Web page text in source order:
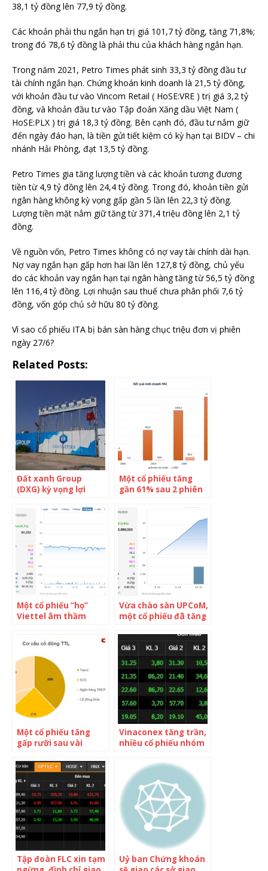
38,1 tỷ đồng lên 77,9 tỷ đồng.
Các khoản phải thu ngắn hạn trị giá 101,7 tỷ đồng, tăng 71,8%;
trong đó 78,6 tỷ đồng là phải thu của khách hàng ngắn hạn.
Trong năm 2021, Petro Times phát sinh 33,3 tỷ đồng đầu tư
tài chính ngắn hạn. Chứng khoán kinh doanh là 21,5 tỷ đồng,
với khoản đầu tư vào Vincom Retail ( HoSE:VRE ) trị giá 3,2 tỷ
đồng, và khoản đầu tư vào Tập đoàn Xăng dầu Việt Nam (
HoSE:PLX ) trị giá 18,3 tỷ đồng. Bên cạnh đó, đầu tư nắm giữ
đến ngày đáo hạn, là tiền gửi tiết kiệm có kỳ hạn tại BIDV – chi
nhánh Hải Phòng, đạt 13,5 tỷ đồng.
Petro Times gia tăng lượng tiền và các khoản tương đương
tiền từ 4,9 tỷ đồng lên 24,4 tỷ đồng. Trong đó, khoản tiền gửi
ngân hàng không kỳ vọng gấp gần 5 lần lên 22,3 tỷ đồng.
Lượng tiền mặt nắm giữ tăng từ 371,4 triệu đồng lên 2,1 tỷ
đồng.
Về nguồn vốn, Petro Times không có nợ vay tài chính dài hạn.
Nợ vay ngắn hạn gấp hơn hai lần lên 127,8 tỷ đồng, chủ yếu
do các khoản vay ngắn hạn tại ngân hàng tăng từ 56,5 tỷ đồng
lên 116,4 tỷ đồng. Lợi nhuận sau thuế chưa phân phối 7,6 tỷ
đồng, vốn góp chủ sở hữu 80 tỷ đồng.
Vì sao cổ phiếu ITA bị bán sàn hàng chục triệu đơn vị phiên
ngày 27/6?
Related Posts:
Đất xanh Group
(DXG) kỳ vọng lợi
tỷ đồng, không chia
cổ tức 2021
Một cổ phiếu tăng
gần 61% sau 2 phiên
Một cổ phiếu “họ”
Viettel âm thầm
phá gần 50% chỉ sau
vài phiên giao dịch
Vừa chào sàn UPCoM,
một cổ phiếu đã tăng
phiên giao dịch
Một cổ phiếu tăng
gấp rưỡi sau vài
đông lớn nhất là
doanh nghiệp thuộc
“hệ sinh thái” DNP
Vinaconex tăng trần,
nhiều cổ phiếu nhóm
dòng tăng mạnh
trong phiên giao dịch
đầu tiên sau nghỉ lễ
Tập đoàn FLC xin tạm
Uỷ ban Chứng khoán